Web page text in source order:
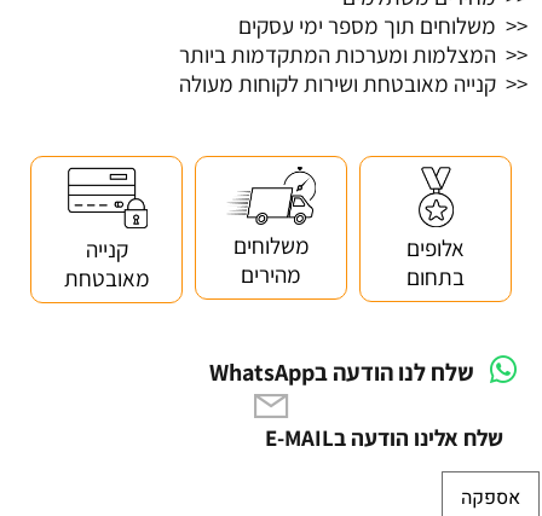
<< משלוחים תוך מספר ימי עסקים
<< המצלמות ומערכות המתקדמות ביותר
<< קנייה מאובטחת ושירות לקוחות מעולה
אלופים
בתחום
משלוחים
מהירים
קנייה
מאובטחת
שלח לנו הודעה בWhatsApp
שלח אלינו הודעה בE-MAIL
אספקה